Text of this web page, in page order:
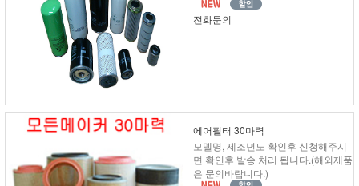
전화문의
에어필터 30마력
모델명, 제조년도 확인후 신청해주시
면 확인후 발송 처리 됩니다.(해외제품
은 문의바랍니다.)